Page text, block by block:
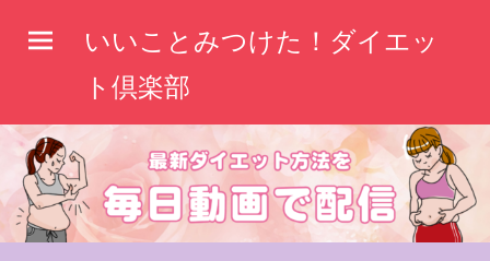
ス
キ
いいことみつけた！ダイエッ
ト倶楽部